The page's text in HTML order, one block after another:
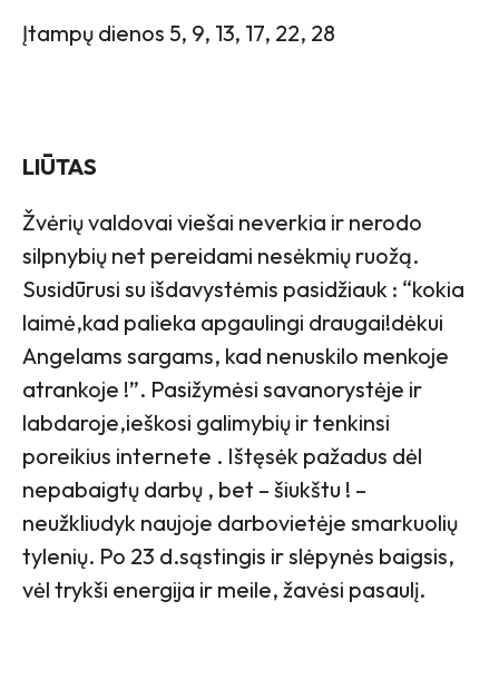
Įtampų dienos 5, 9, 13, 17, 22, 28
LIŪTAS
Žvėrių valdovai viešai neverkia ir nerodo
silpnybių net pereidami nesėkmių ruožą.
Susidūrusi su išdavystėmis pasidžiauk : “kokia
laimė,kad palieka apgaulingi draugai!dėkui
Angelams sargams, kad nenuskilo menkoje
atrankoje !”. Pasižymėsi savanorystėje ir
labdaroje,ieškosi galimybių ir tenkinsi
poreikius internete . Ištęsėk pažadus dėl
nepabaigtų darbų , bet – šiukštu ! –
neužkliudyk naujoje darbovietėje smarkuolių
tylenių. Po 23 d.sąstingis ir slėpynės baigsis,
vėl trykši energija ir meile, žavėsi pasaulį.